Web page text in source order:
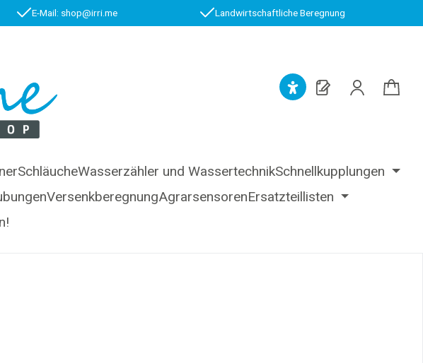
E-Mail: shop@irri.me Landwirtschaftliche Beregnung
SchläucheWasserzähler und WassertechnikSchnellkupplungen
VersenkberegnungAgrarsensorenErsatzteillisten